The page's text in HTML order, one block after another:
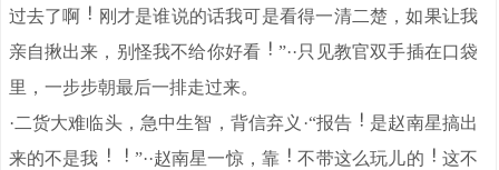
过去了啊
刚才是谁说的话我可是看得一清二楚，如果让我
亲自揪出来，别怪我不给你好看
”··只见教官双手插在口袋
里，一步步朝最后一排走过来。
·二货大难临头，急中生智，背信弃义·“报告
是赵南星搞出
来的不是我
”··赵南星一惊，靠 不带这么玩儿的
这不